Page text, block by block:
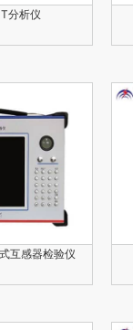
分析仪
互感器检验仪